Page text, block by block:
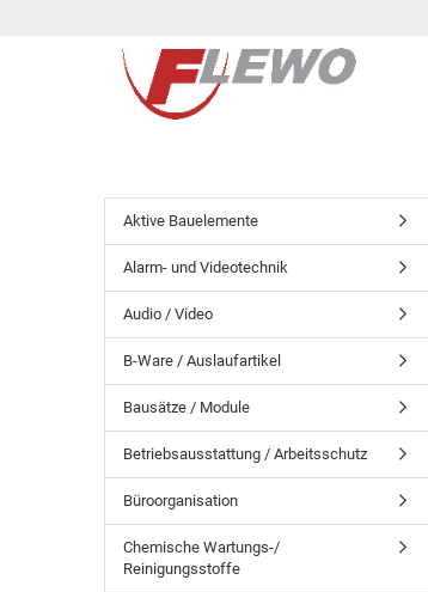
Aktive Bauelemente
Alarm- und Videotechnik
Audio / Video
B-Ware / Auslaufartikel
Bausätze / Module
Betriebsausstattung / Arbeitsschutz
Büroorganisation
Chemische Wartungs-/
Reinigungsstoffe